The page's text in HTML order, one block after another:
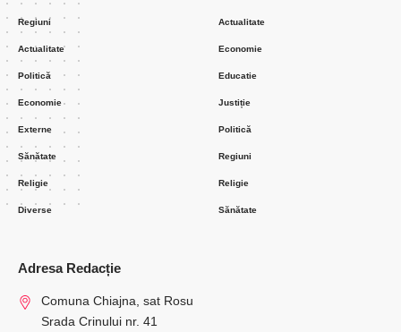
Regiuni
Actualitate
Politică
Economie
Externe
Sănătate
Religie
Diverse
Actualitate
Economie
Educatie
Justiție
Politică
Regiuni
Religie
Sănătate
Adresa Redacție
Comuna Chiajna, sat Rosu
Srada Crinului nr. 41